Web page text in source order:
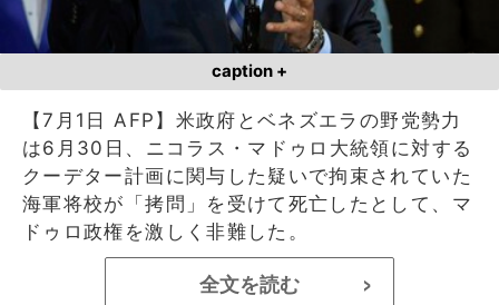
caption +
【7月1日 AFP】米政府とベネズエラの野党勢力
は6月30日、ニコラス・マドゥロ大統領に対する
クーデター計画に関与した疑いで拘束されていた
海軍将校が「拷問」を受けて死亡したとして、マ
ドゥロ政権を激しく非難した。
全文を読む >